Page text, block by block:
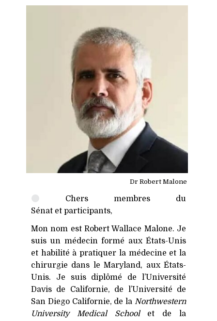
Dr Robert Malone
Chers membres du
Sénat et participants,
Mon nom est Robert Wallace Malone. Je
suis un médecin formé aux États-Unis
et habilité à pratiquer la médecine et la
chirurgie dans le Maryland, aux États-
Unis. Je suis diplômé de l’Université
Davis de Californie, de l’Université de
San Diego Californie, de la Northwestern
University Medical Schoolet de la